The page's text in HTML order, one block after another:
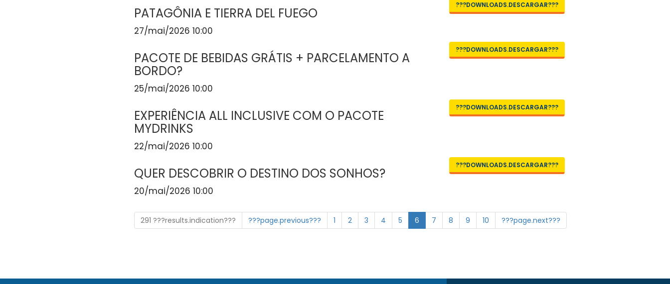
PATAGÔNIA E TIERRA DEL FUEGO
27/mai/2026 10:00
???DOWNLOADS.DESCARGAR???
PACOTE DE BEBIDAS GRÁTIS + PARCELAMENTO A
BORDO?
25/mai/2026 10:00
???DOWNLOADS.DESCARGAR???
EXPERIÊNCIA ALL INCLUSIVE COM O PACOTE
MYDRINKS
22/mai/2026 10:00
???DOWNLOADS.DESCARGAR???
QUER DESCOBRIR O DESTINO DOS SONHOS?
20/mai/2026 10:00
???DOWNLOADS.DESCARGAR???
291 ???results.indication??? ???page.previous??? 1 2 3 4 5 6 7 8 9 10 ???page.next???